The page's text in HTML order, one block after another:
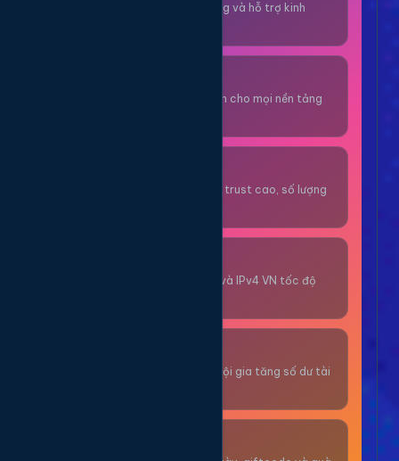
Công cụ tăng trưởng và hỗ trợ kinh
Nhận code xác minh cho mọi nền tảng
Tài khoản gmail cổ, trust cao, số lượng
Proxy dân cư xoay và IPv4 VN tốc độ
Thư giãn và có cơ hội gia tăng số dư tài